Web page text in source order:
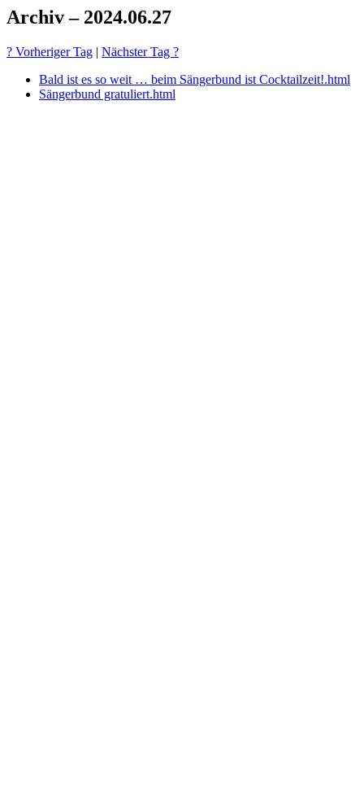
Archiv – 2024.06.27
? Vorheriger Tag | Nächster Tag ?
Bald ist es so weit … beim Sängerbund ist Cocktailzeit!.html
Sängerbund gratuliert.html